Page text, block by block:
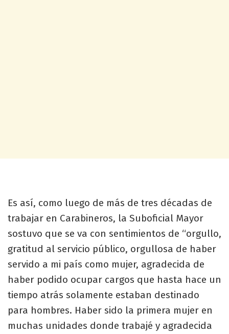
Es así, como luego de más de tres décadas de
trabajar en Carabineros, la Suboficial Mayor
sostuvo que se va con sentimientos de “orgullo,
gratitud al servicio público, orgullosa de haber
servido a mi país como mujer, agradecida de
haber podido ocupar cargos que hasta hace un
tiempo atrás solamente estaban destinado
para hombres. Haber sido la primera mujer en
muchas unidades donde trabajé y agradecida